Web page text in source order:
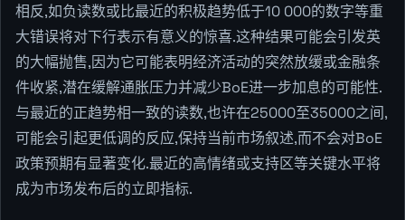
相反,如负读数或比最近的积极趋势低于10 000的数字等重
大错误将对下行表示有意义的惊喜.这种结果可能会引发英
的大幅抛售,因为它可能表明经济活动的突然放缓或金融条
件收紧,潜在缓解通胀压力并减少BoE进一步加息的可能性.
与最近的正趋势相一致的读数,也许在25000至35000之间,
可能会引起更低调的反应,保持当前市场叙述,而不会对BoE
政策预期有显著变化.最近的高情绪或支持区等关键水平将
成为市场发布后的立即指标.